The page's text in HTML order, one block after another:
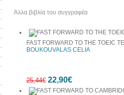
Άλλα βιβλία του συγγραφέα
FAST FORWARD TO THE TOEIC
BOUKOUVALAS CELIA
25,44€ 22,90€